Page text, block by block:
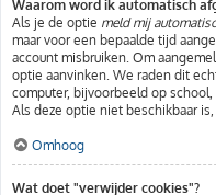
Waarom word ik automatisch
Als je de optie meld mij
maar voor een bepaalde tijd
account misbruiken. Om
optie aanvinken. We raden dit
computer, bijvoorbeeld op
Als deze optie niet beschikbaar
Omhoog
Wat doet "verwijder cookies"?